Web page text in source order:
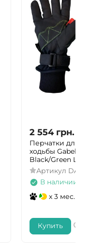
2 554 грн.
Перчатки для
ходьбы Gabel
Black/Green L
Артикул
В наличии
x 3 мес.
Купить